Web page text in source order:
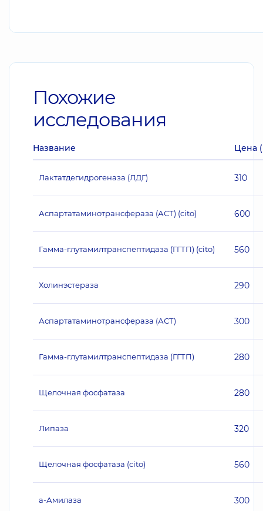
Похожие
исследования
Название Цена
Лактатдегидрогеназа (ЛДГ) 310
Аспартатаминотрансфераза (АСТ) (cito) 600
Гамма-глутамилтранспептидаза (ГГТП) (cito) 560
Холинэстераза 290
Аспартатаминотрансфераза (АСТ) 300
Гамма-глутамилтранспептидаза (ГГТП) 280
Щелочная фосфатаза 280
Липаза 320
Щелочная фосфатаза (cito) 560
а-Амилаза 300